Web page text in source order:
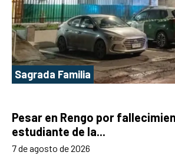
Sagrada Familia
Pesar en Rengo por
estudiante de la...
7 de agosto de 2026